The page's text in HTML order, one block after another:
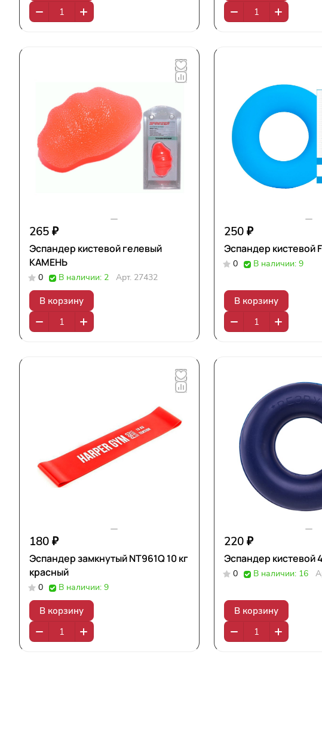
265 ₽
Эспандер кистевой гелевый
КАМЕНЬ
0 В наличии: 2 Арт. 27432
В корзину
250 ₽
Эспандер кистевой
0 В наличии: 9
В корзину
180 ₽
Эспандер замкнутый NT961Q 10 кг
красный
0 В наличии: 9
В корзину
220 ₽
Эспандер кистевой
0 В наличии: 16
В корзину